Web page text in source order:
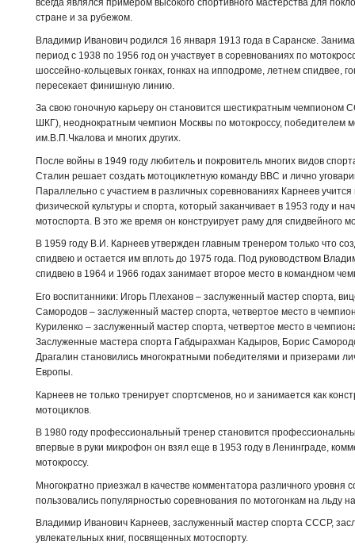
всегда являлся примером высокого спортивного мастерства для
стране и за рубежом.
Владимир Иванович родился 16 января 1913 года в Саранске.
период с 1938 по 1956 год он участвует в соревнованиях по
шоссейно-кольцевых гонках, гонках на ипподроме, летнем спидвее,
пересекает финишную линию.
За свою гоночную карьеру он становится шестикратным чемпионом
ШКГ), неоднократным чемпион Москвы по мотокроссу, победителем
им.В.П.Чкалова и многих других.
После войны в 1949 году любитель и покровитель многих видов
Сталин решает создать мотоциклетную команду ВВС и лично
Параллельно с участием в различных соревнованиях Карнеев
физической культуры и спорта, который заканчивает в 1953 году и
мотоспорта. В это же время он конструирует раму для спидвейного
В 1959 году В.И. Карнеев утвержден главным тренером только что
спидвею и остается им вплоть до 1975 года. Под руководством
спидвею в 1964 и 1966 годах занимает второе место в командном
Его воспитанники: Игорь Плеханов – заслуженный мастер спорта,
Самородов – заслуженный мастер спорта, четвертое место в
Куриленко – заслуженный мастер спорта, четвертое место в
Заслуженные мастера спорта Габдырахман Кадыров, Борис
Драгалин становились многократными победителями и призерами
Европы.
Карнеев не только тренирует спортсменов, но и занимается как
мотоциклов.
В 1980 году профессиональный тренер становится
впервые в руки микрофон он взял еще в 1953 году в Ленинграде,
мотокроссу.
Многократно приезжал в качестве комментатора различного уровня
пользовались популярностью соревнования по мотогонкам на льду
Владимир Иванович Карнеев, заслуженный мастер спорта СССР,
увлекательных книг, посвященных мотоспорту.